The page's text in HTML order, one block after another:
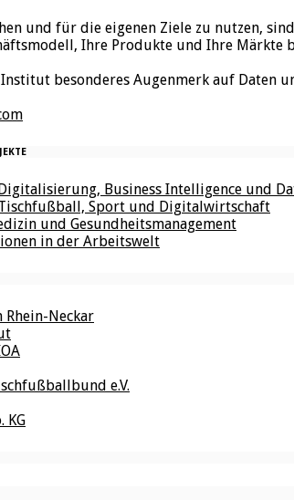
und für die eigenen Ziele zu nutzen,
Ihre Produkte und Ihre Märkte
besonderes Augenmerk auf Daten
Business Intelligence und
Sport und Digitalwirtschaft
und Gesundheitsmanagement
in der Arbeitswelt
Neckar
e.V.
KG